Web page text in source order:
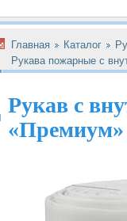
Главная Каталог
Рукава пожарные с
Рукав с